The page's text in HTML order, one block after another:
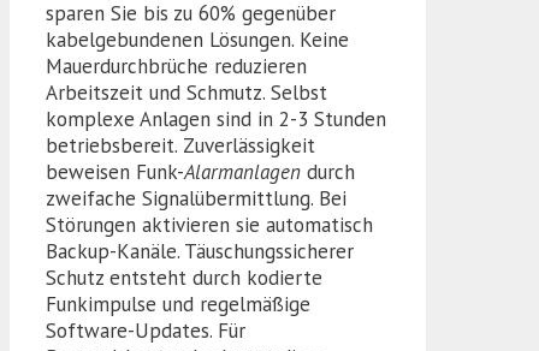
sparen Sie bis zu 60% gegenüber
kabelgebundenen Lösungen. Keine
Mauerdurchbrüche reduzieren
Arbeitszeit und Schmutz. Selbst
komplexe Anlagen sind in 2-3 Stunden
betriebsbereit. Zuverlässigkeit
beweisen Funk-Alarmanlagen durch
zweifache Signalübermittlung. Bei
Störungen aktivieren sie automatisch
Backup-Kanäle. Täuschungssicherer
Schutz entsteht durch kodierte
Funkimpulse und regelmäßige
Software-Updates. Für